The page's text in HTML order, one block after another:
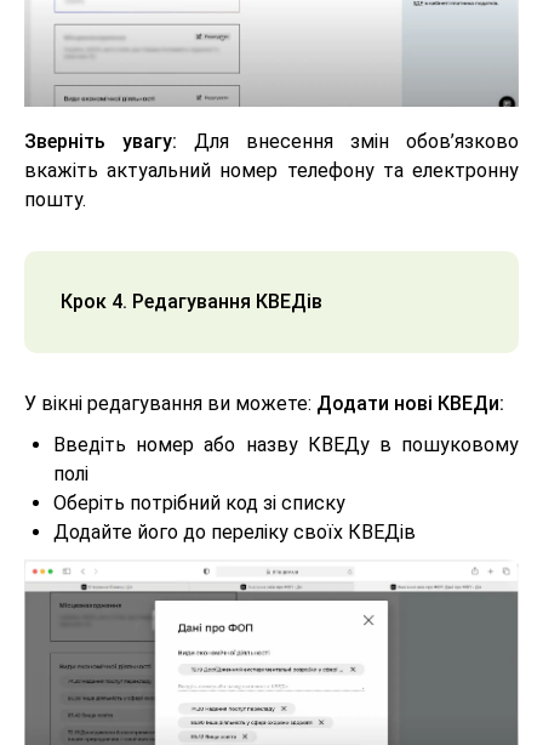
Зверніть увагу: Для внесення змін обов’язково
вкажіть актуальний номер телефону та електронну
пошту.
Крок 4. Редагування КВЕДів
У вікні редагування ви можете: Додати нові КВЕДи:
Введіть номер або назву КВЕДу в пошуковому
полі
Оберіть потрібний код зі списку
Додайте його до переліку своїх КВЕДів